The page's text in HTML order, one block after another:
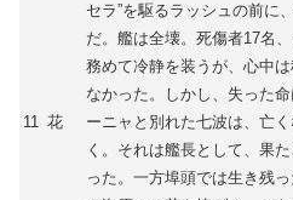
11 花
セラ”を駆るラッシュの前に
だ。艦は全壊。死傷者17名
務めて冷静を装うが、心中
なかった。しかし、失った
ーニャと別れた七波は、亡
く。それは艦長として、果
った。一方埠頭では生き残